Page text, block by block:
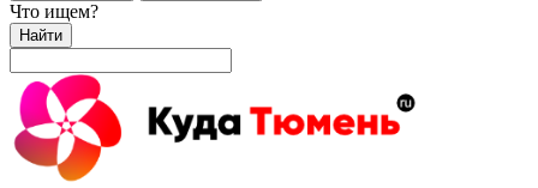
Что ищем?
Найти